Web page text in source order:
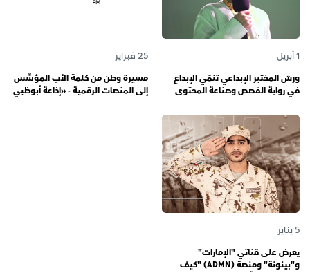
1 أبريل
ورش المختبر الإبداعي تنمّي الإبداع
في رواية القصص وصناعة المحتوى
الصغار
25 فبراير
مسيرة وطن من كلمة الأب المؤسِّس
إلى المنصات الرقمية - «إذاعة أبوظبي
5 يناير
يعرض على قناتي "الإمارات"
و"بينونة" ومنصة (ADMN) "كيف